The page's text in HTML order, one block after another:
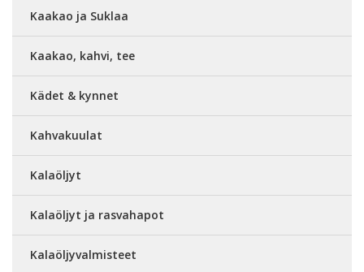
Kaakao ja Suklaa
Kaakao, kahvi, tee
Kädet & kynnet
Kahvakuulat
Kalaöljyt
Kalaöljyt ja rasvahapot
Kalaöljyvalmisteet